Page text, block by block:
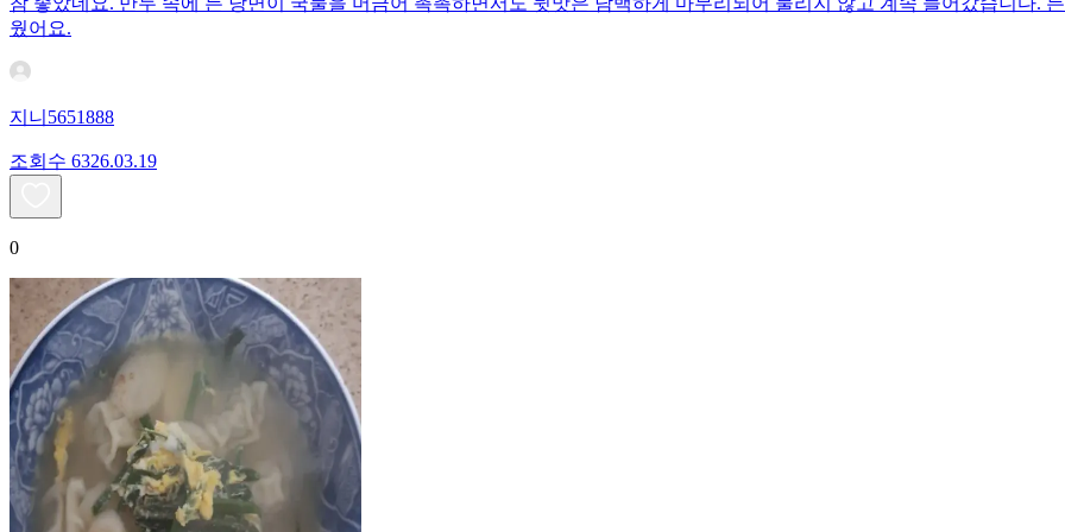
웠어요.
지니5651888
조회수 6326.03.19
0